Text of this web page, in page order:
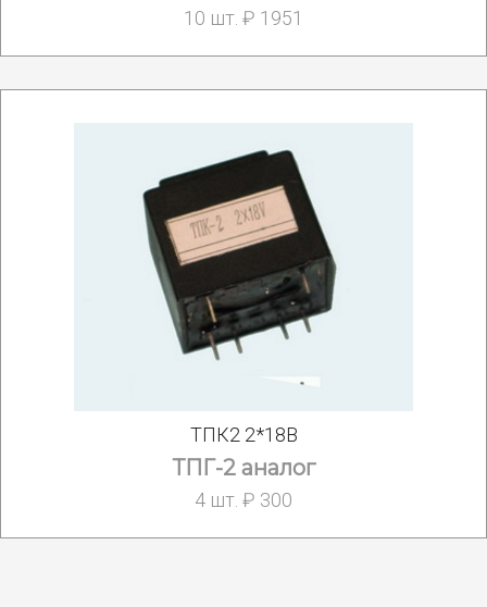
10 шт. ₽ 1951
ТПК2 2*18В
ТПГ-2 аналог
4 шт. ₽ 300